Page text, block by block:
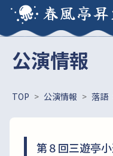
春風亭昇
公演情報
TOP > 公演情報 > 落語
第８回三遊亭